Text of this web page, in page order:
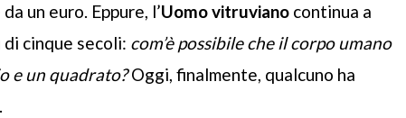
un euro. Eppure, l’Uomo vitruviano continua a
cinque secoli: com’è possibile che il corpo umano
e un quadrato?Oggi, finalmente, qualcuno ha